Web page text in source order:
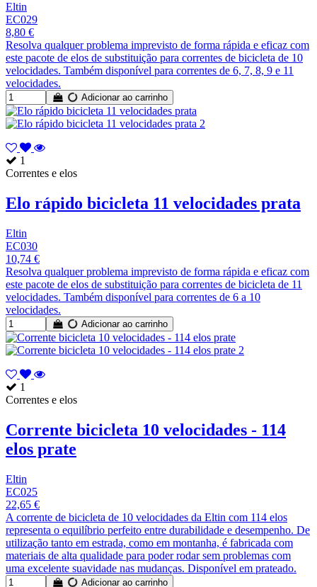
Eltin
EC029
8,80 €
Resolva qualquer problema imprevisto de forma rápida e eficaz com
este pacote de elos de substituição para correntes de bicicleta de 10
velocidades. Também disponível para correntes de 6, 7, 8, 9 e 11
velocidades.
Adicionar ao carrinho
1
Correntes e elos
Elo rápido bicicleta 11 velocidades prata
Eltin
EC030
10,74 €
Resolva qualquer problema imprevisto de forma rápida e eficaz com
este pacote de elos de substituição para correntes de bicicleta de 11
velocidades. Também disponível para correntes de 6 a 10
velocidades.
Adicionar ao carrinho
1
Correntes e elos
Corrente bicicleta 10 velocidades - 114
elos prate
Eltin
EC025
22,65 €
A corrente de bicicleta de 10 velocidades da Eltin com 114 elos
representa o equilíbrio perfeito entre durabilidade e desempenho. De
utilização tanto em estrada, como em montanha, é fabricada com
materiais de alta qualidade para poder rodar sem problemas com
uma excelente suavidade nas mudanças. Disponível em prateado.
Adicionar ao carrinho